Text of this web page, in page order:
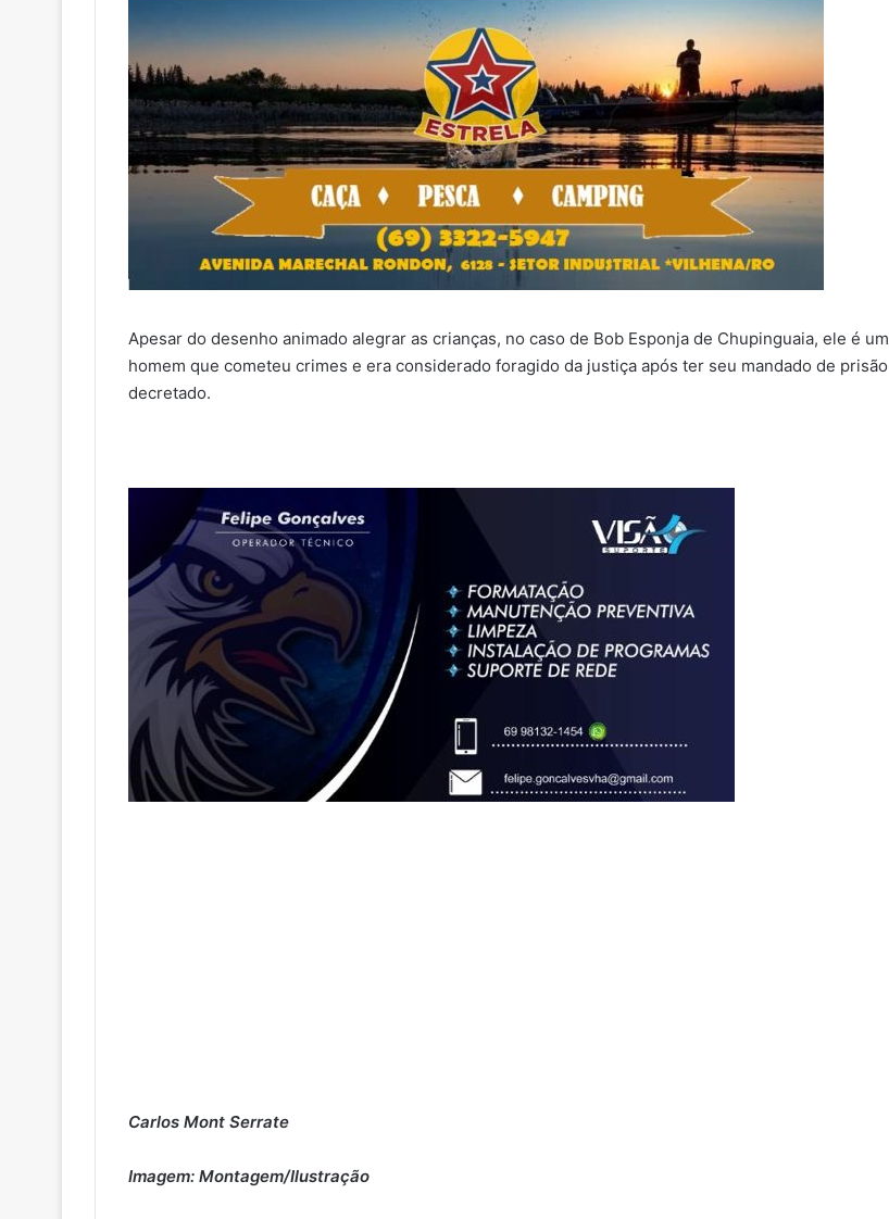
Apesar do desenho animado alegrar as crianças, no caso de Bob Esponja de Chupinguaia, ele é um
homem que cometeu crimes e era considerado foragido da justiça após ter seu mandado de prisão
decretado.
Carlos Mont Serrate
Imagem: Montagem/Ilustração